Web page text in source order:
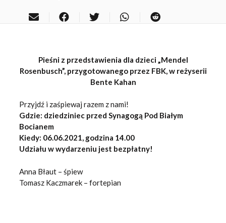
Pieśni z przedstawienia dla dzieci „Mendel
Rosenbusch”, przygotowanego przez FBK, w reżyserii
Bente Kahan
Przyjdź i zaśpiewaj razem z nami!
Gdzie: dziedziniec przed Synagogą Pod Białym
Bocianem
Kiedy: 06.06.2021, godzina 14.00
Udziału w wydarzeniu jest bezpłatny!
Anna Błaut – śpiew
Tomasz Kaczmarek – fortepian